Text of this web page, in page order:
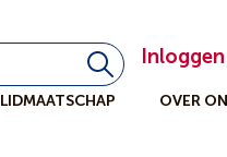
Inloggen
LIDMAATSCHAP OVER